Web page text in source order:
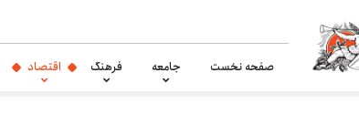
صفحه نخست جامعه فرهنگ اقتصاد